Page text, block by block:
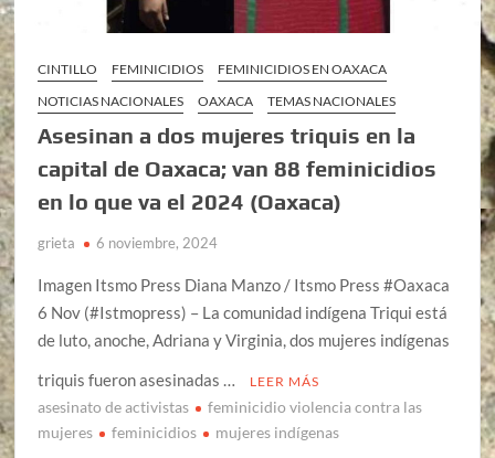
CINTILLO FEMINICIDIOS
FEMINICIDIOS EN OAXACA
NOTICIAS NACIONALES
OAXACA TEMAS NACIONALES
Asesinan a dos mujeres triquis en la
capital de Oaxaca; van 88 feminicidios
en lo que va el 2024 (Oaxaca)
grieta 6 noviembre, 2024
Imagen Itsmo Press Diana Manzo / Itsmo Press #Oaxaca
6 Nov (#Istmopress) – La comunidad indígena Triqui está
de luto, anoche, Adriana y Virginia, dos mujeres indígenas
triquis fueron asesinadas …
LEER MÁS
asesinato de activistas
feminicidio violencia contra las
mujeres
feminicidios mujeres indígenas